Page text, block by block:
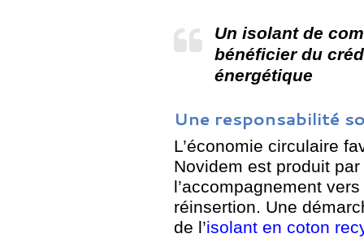
Un isolant de
bénéficier du
énergétique
Une responsabilité
L’économie circulaire
Novidem est produit
l’accompagnement
réinsertion. Une
de l’isolant en coton